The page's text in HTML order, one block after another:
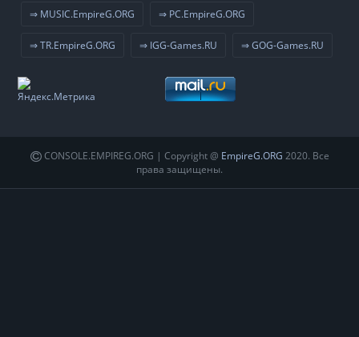
⇒ MUSIC.EmpireG.ORG ⇒ PC.EmpireG.ORG
⇒ TR.EmpireG.ORG ⇒ IGG-Games.RU ⇒ GOG-Games.RU
CONSOLE.EMPIREG.ORG | Copyright @ EmpireG.ORG 2020. Все
права защищены.